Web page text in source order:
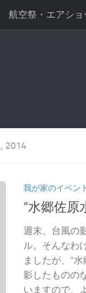
航空祭・エアショ
2014
我が家のイベン
“水郷佐原
週末、台風の
ル。そんなわ
ましたが、”
影したものの
いますので、